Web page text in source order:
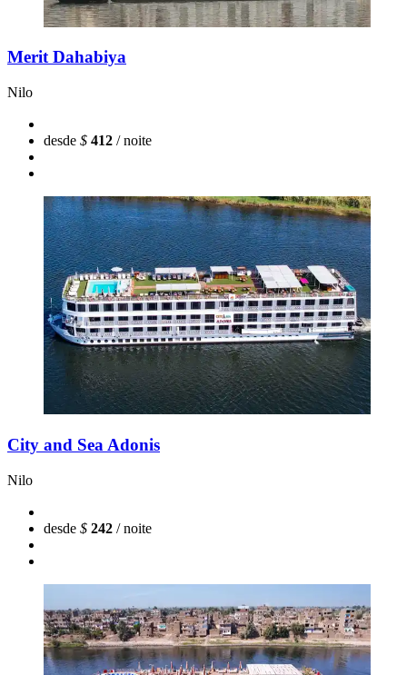
Merit Dahabiya
Nilo
desde $ 412 / noite
City and Sea Adonis
Nilo
desde $ 242 / noite